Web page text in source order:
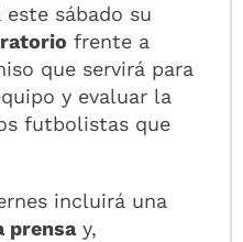
sábado su
frente a
que servirá para
y evaluar la
futbolistas que
incluirá una
prensay,